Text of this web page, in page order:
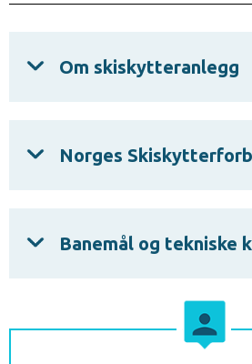
Om skiskytteranlegg
Norges
Banemål og tekniske